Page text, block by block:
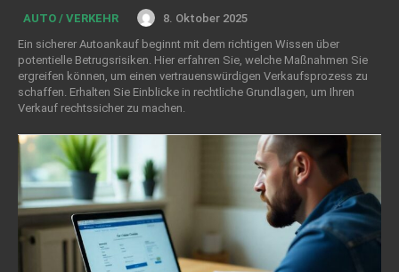
AUTO / VERKEHR
8. Oktober 2025
Ein sicherer Autoankauf beginnt mit dem richtigen Wissen über
potentielle Betrugsrisiken. Hier erfahren Sie, welche Maßnahmen Sie
ergreifen können, um einen vertrauenswürdigen Verkaufsprozess zu
schaffen. Erhalten Sie Einblicke in rechtliche Grundlagen, um Ihren
Verkauf rechtssicher zu machen.